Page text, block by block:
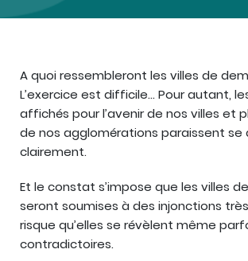
A quoi ressembleront les villes de
L’exercice est difficile… Pour autant,
affichés pour l’avenir de nos villes et
de nos agglomérations paraissent se
clairement.
Et le constat s’impose que les villes
seront soumises à des injonctions
risque qu’elles se révèlent même
contradictoires.